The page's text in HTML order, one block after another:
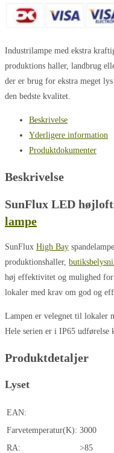
Industrilampe med ekstra
produktions haller, landbrug
der er brug for ekstra meget
den bedste kvalitet.
Beskrivelse
Yderligere information
Produktdokumenter
Beskrivelse
SunFlux LED
lampe
SunFlux High Bay
produktionshaller,
høj effektivitet og mulighed
lokaler med krav om god og
Lampen er velegnet til lokaler
Hele serien er i IP65 udførelse
Produktdetaljer
Lyset
EAN:
Farvetemperatur(K): 3000
RA:
>85